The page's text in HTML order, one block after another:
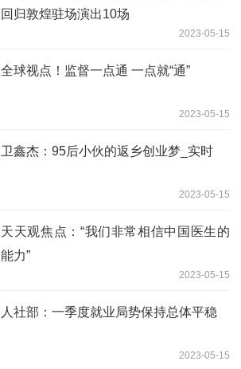
回归敦煌驻场演出10场
2023-05-15
全球视点！监督一点通 一点就“通”
2023-05-15
卫鑫杰：95后小伙的返乡创业梦_实时
2023-05-15
天天观焦点：“我们非常相信中国医生的
能力”
2023-05-15
人社部：一季度就业局势保持总体平稳
2023-05-15